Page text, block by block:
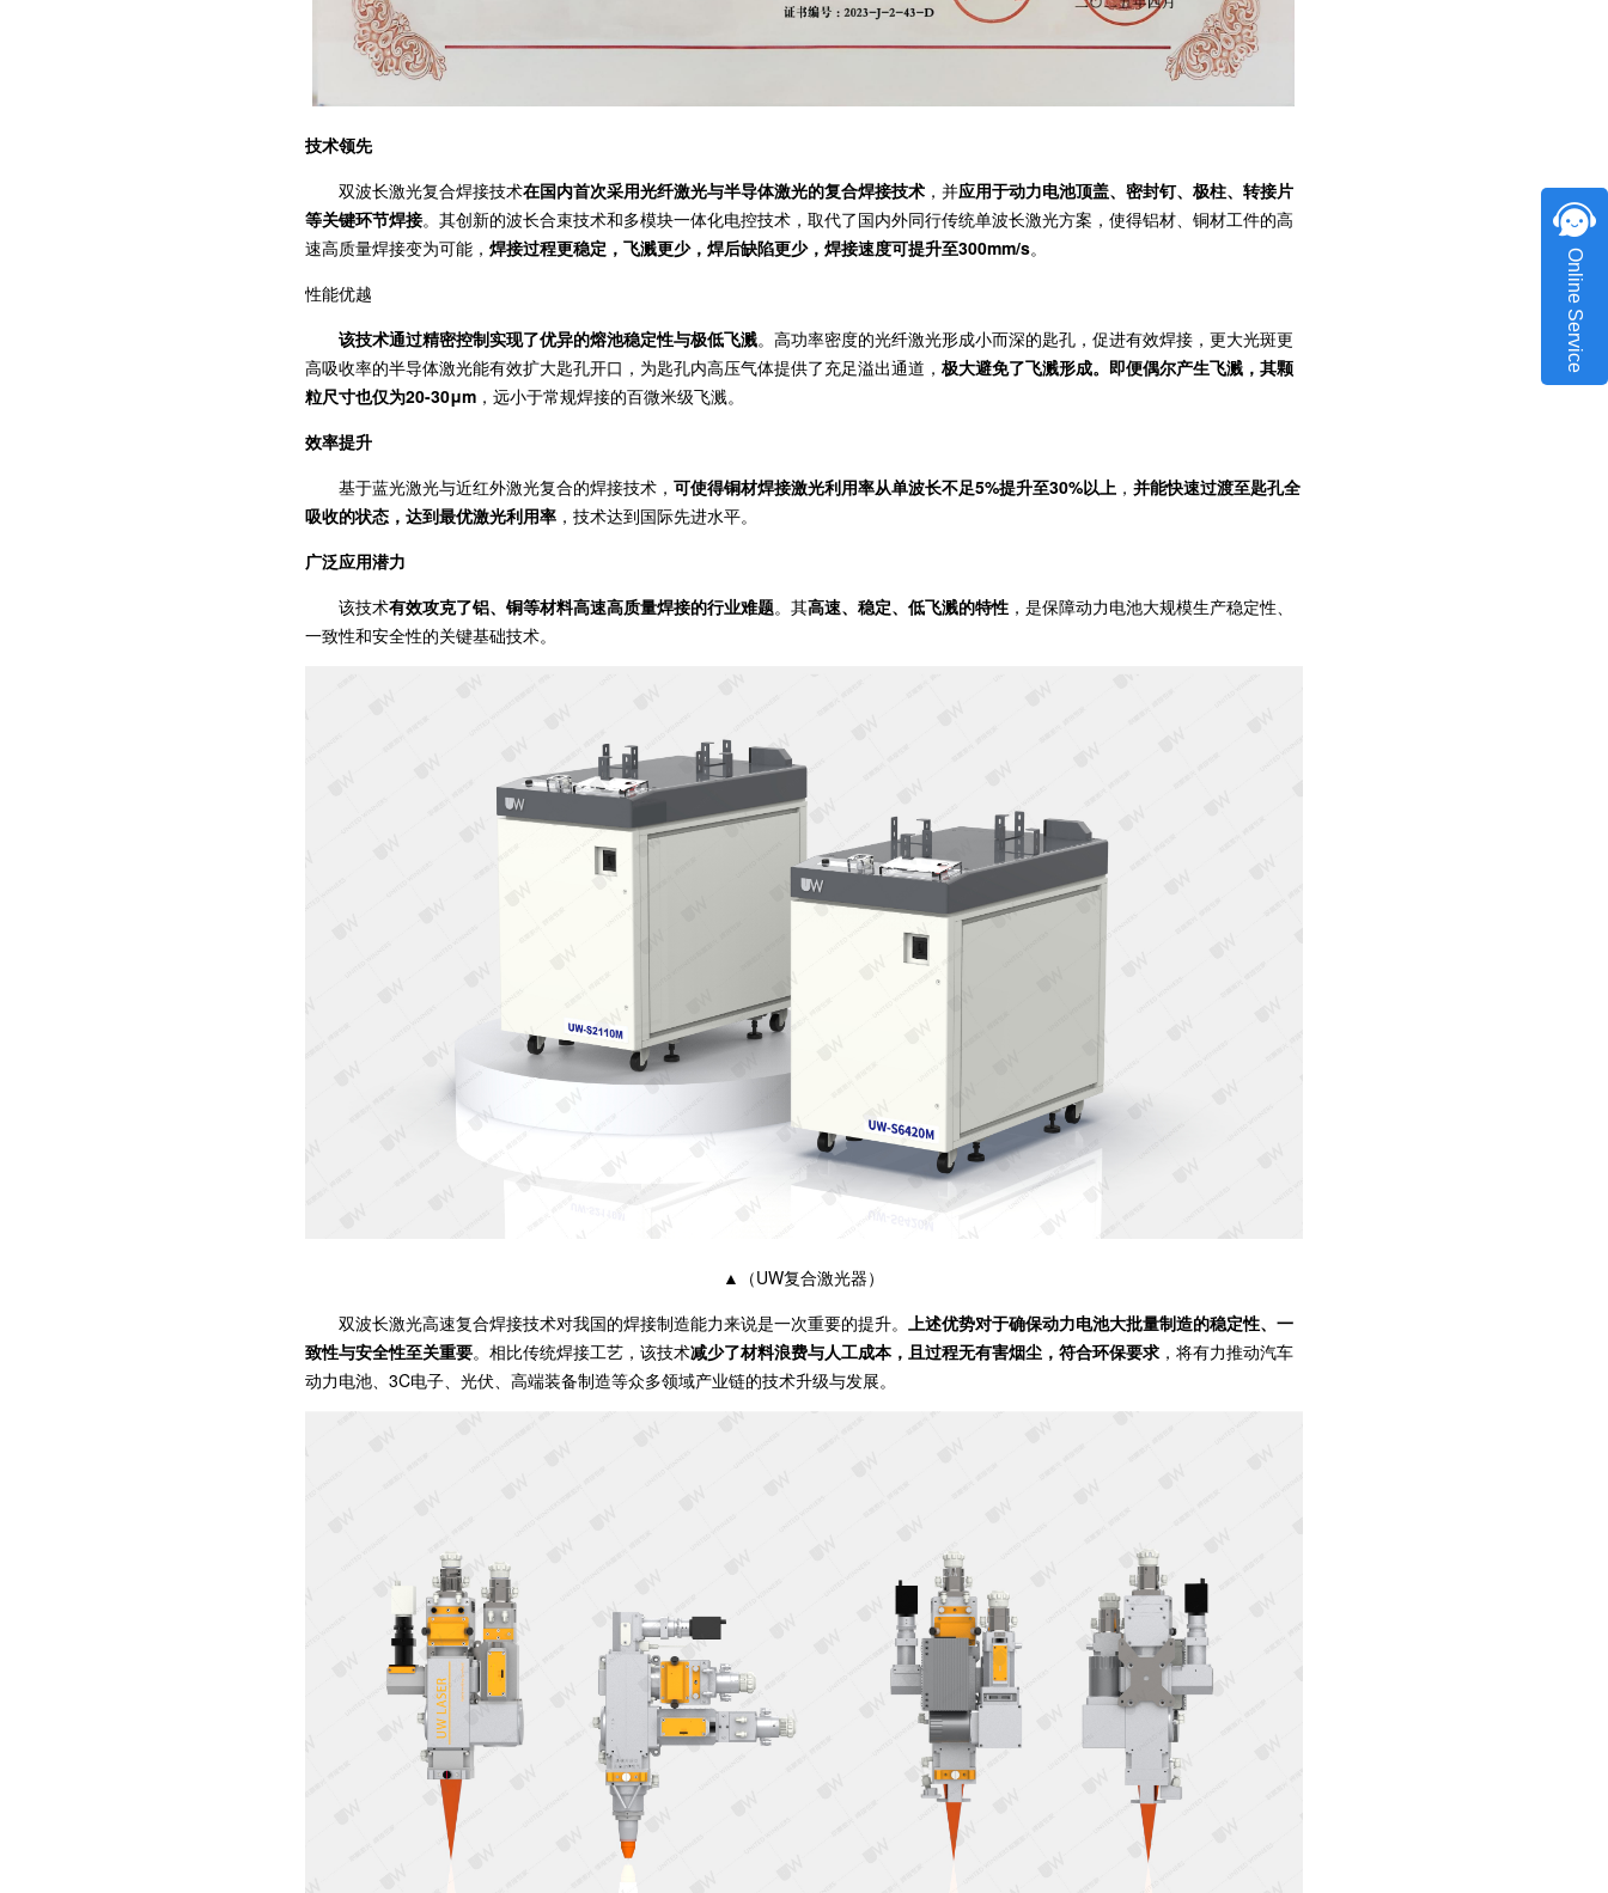
技术领先
双波长激光复合焊接技术在国内首次采用光纤激光与半导体激光的复合焊接技术 ，并应用于动力电池顶盖、密封钉、极柱、转接片
等关键环节焊接。其创新的波长合束技术和多模块一体化电控技术，取代了国内外同行传统单波长激光方案，使得铝材、铜材工件的高
速高质量焊接变为可能，焊接过程更稳定，飞溅更少，焊后缺陷更少，焊接速度可提升至300mm/s。
性能优越
该技术通过精密控制实现了优异的熔池稳定性与极低飞溅。高功率密度的光纤激光形成小而深的匙孔，促进有效焊接，更大光斑更
高吸收率的半导体激光能有效扩大匙孔开口，为匙孔内高压气体提供了充足溢出通道，极大避免了飞溅形成。即便偶尔产生飞溅，其颗
粒尺寸也仅为20-30μm ，远小于常规焊接的百微米级飞溅。
效率提升
基于蓝光激光与近红外激光复合的焊接技术，可使得铜材焊接激光利用率从单波长不足5%提升至30%以上 ，并能快速过渡至匙孔全
吸收的状态，达到最优激光利用率 ，技术达到国际先进水平。
广泛应用潜力
该技术有效攻克了铝、铜等材料高速高质量焊接的行业难题。其高速、稳定、低飞溅的特性 ，是保障动力电池大规模生产稳定性、
一致性和安全性的关键基础技术。
▲（UW复合激光器）
双波长激光高速复合焊接技术对我国的焊接制造能力来说是一次重要的提升。
上述优势对于确保动力电池大批量制造的稳定性、一
致性与安全性至关重要。相比传统焊接工艺，该技术减少了材料浪费与人工成本，且过程无有害烟尘，符合环保要求 ，将有力推动汽车
动力电池、3C电子、光伏、高端装备制造等众多领域产业链的技术升级与发展。
Online Service